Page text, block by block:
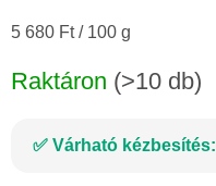
Egységár:
5 680 Ft / 100 g
Raktáron (>10 db)
Várható kézbesítés: